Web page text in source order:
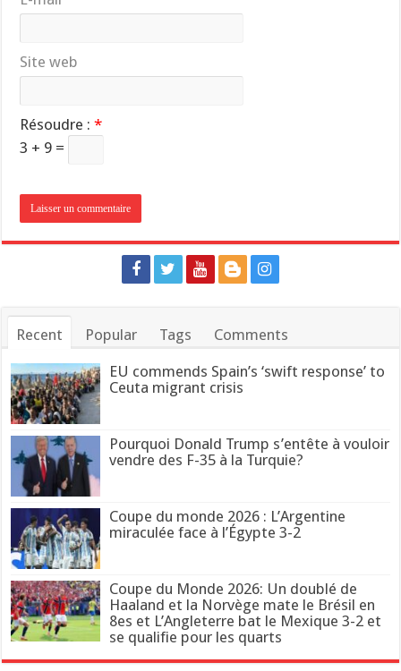
Site web
Résoudre :*
3 + 9 =
Recent Popular Tags Comments
EU commends Spain’s ‘swift response’ to
Ceuta migrant crisis
Pourquoi Donald Trump s’entête à vouloir
vendre des F-35 à la Turquie?
Coupe du monde 2026 : L’Argentine
miraculée face à l’Égypte 3-2
Coupe du Monde 2026: Un doublé de
Haaland et la Norvège mate le Brésil en
8es et L’Angleterre bat le Mexique 3-2 et
se qualifie pour les quarts